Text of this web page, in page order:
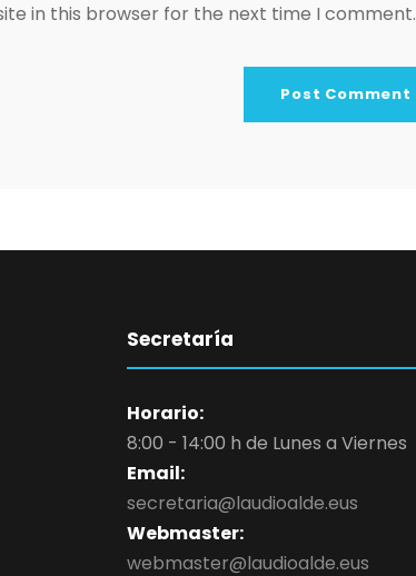
in this browser for the next time I comment.
Secretaría
Horario:
8:00 - 14:00 h de Lunes a Viernes
Email:
secretaria@laudioalde.eus
Webmaster:
webmaster@laudioalde.eus